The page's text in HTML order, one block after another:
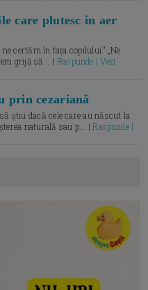
care plutesc in aer
certăm în fața copilului.” „Ne
grijă să... | Raspunde | Vezi
prin cezariană
știu dacă cele care au născut la
naturală sau p... |Raspunde |